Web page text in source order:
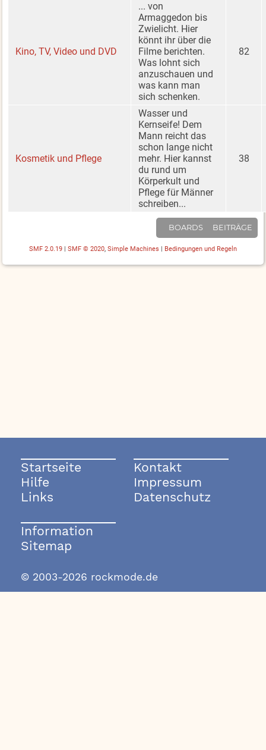
Kino, TV, Video und DVD
... von
Armaggedon bis
Zwielicht. Hier
könnt ihr über die
Filme berichten.
Was lohnt sich
anzuschauen und
was kann man
sich schenken.
82
Kosmetik und Pflege
Wasser und
Kernseife! Dem
Mann reicht das
schon lange nicht
mehr. Hier kannst
du rund um
Körperkult und
Pflege für Männer
schreiben...
38
BOARDS BEITRÄGE
SMF 2.0.19 SMF © 2020, Simple Machines Bedingungen und Regeln
Startseite
Hilfe
Links
Kontakt
Impressum
Datenschutz
Information
Sitemap
© 2003-2026 rockmode.de